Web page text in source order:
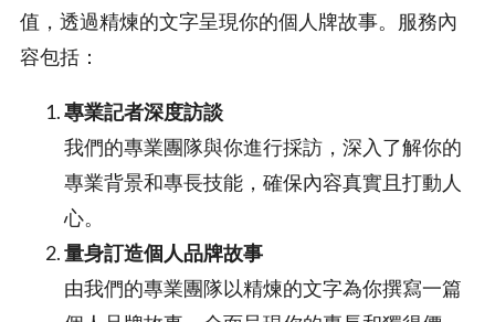
值，透過精煉的文字呈現你的個人牌故事。服務內
容包括：
專業記者深度訪談
我們的專業團隊與你進行採訪，深入了解你的
專業背景和專長技能，確保內容真實且打動人
心。
量身訂造個人品牌故事
由我們的專業團隊以精煉的文字為你撰寫一篇